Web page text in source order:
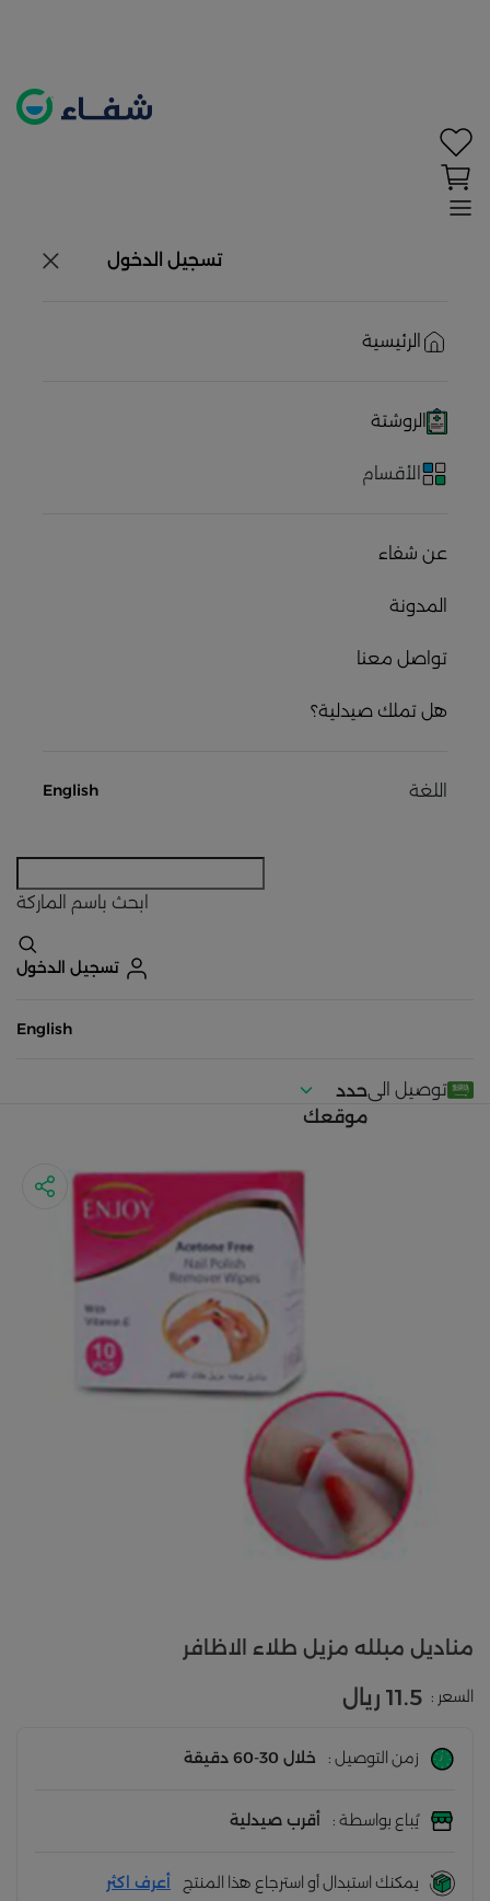
تسجيل الدخول
الرئيسية
الروشتة
الأقسام
عن شفاء
المدونة
تواصل معنا
هل تملك صيدلية؟
اللغة English
ابحث باسم الماركة
تسجيل الدخول
English
توصيل الىحدد
موقعك
مناديل مبلله مزيل طلاء الاظافر
السعر : 11.5 ريال
زمن التوصيل : خلال 30-60 دقيقة
يُباع بواسطة : أقرب صيدلية
يمكنك استبدال أو استرجاع هذا المنتج أعرف اكثر